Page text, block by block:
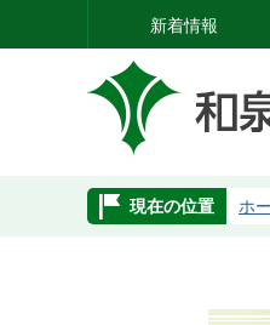
新着情報
現在の位置 ホ